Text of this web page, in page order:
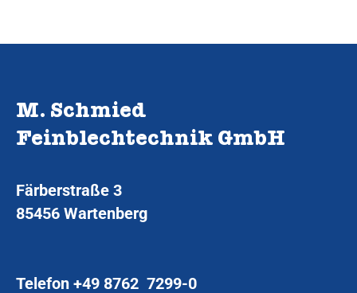
M. Schmied
Feinblechtechnik GmbH
Färberstraße 3
85456 Wartenberg
Telefon +49 8762 7299-0